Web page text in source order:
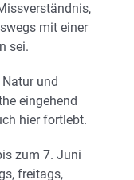
mit einer
sei.
und
eingehend
hier fortlebt.
zum 7. Juni
freitags,